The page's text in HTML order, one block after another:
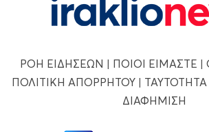
ΡΟΗ ΕΙΔΗΣΕΩΝ | ΠΟΙΟΙ ΕΙΜΑΣΤΕ |
ΠΟΛΙΤΙΚΗ ΑΠΟΡΡΗΤΟΥ| ΤΑΥΤΟΤΗΤΑ
ΔΙΑΦΗΜΙΣΗ